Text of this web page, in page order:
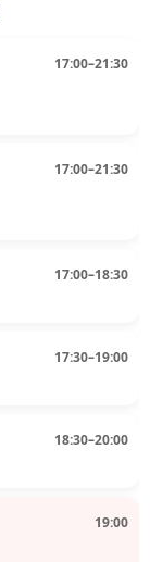
17:00–21:30
17:00–21:30
17:00–18:30
17:30–19:00
18:30–20:00
19:00